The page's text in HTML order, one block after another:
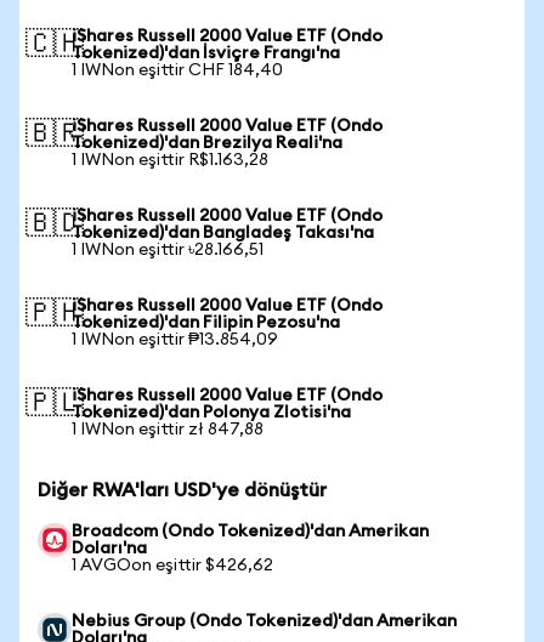
🇨🇭iShares Russell 2000 Value ETF (Ondo
Tokenized)'dan İsviçre Frangı'na
1 IWNon eşittir CHF 184,40
🇧🇷iShares Russell 2000 Value ETF (Ondo
Tokenized)'dan Brezilya Reali'na
1 IWNon eşittir R$1.163,28
🇧🇩iShares Russell 2000 Value ETF (Ondo
Tokenized)'dan Bangladeş Takası'na
1 IWNon eşittir ৳28.166,51
🇵🇭iShares Russell 2000 Value ETF (Ondo
Tokenized)'dan Filipin Pezosu'na
1 IWNon eşittir ₱13.854,09
🇵🇱iShares Russell 2000 Value ETF (Ondo
Tokenized)'dan Polonya Zlotisi'na
1 IWNon eşittir zł 847,88
Diğer RWA'ları USD'ye dönüştür
Broadcom (Ondo Tokenized)'dan Amerikan
Doları'na
1 AVGOon eşittir $426,62
Nebius Group (Ondo Tokenized)'dan Amerikan
Doları'na